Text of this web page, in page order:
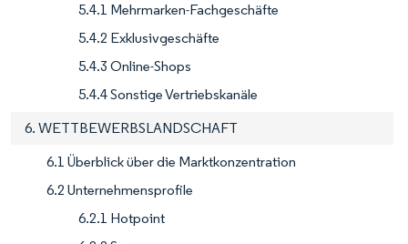
5.4.1 Mehrmarken-Fachgeschäfte
5.4.2 Exklusivgeschäfte
5.4.3 Online-Shops
5.4.4 Sonstige Vertriebskanäle
6. WETTBEWERBSLANDSCHAFT
6.1 Überblick über die Marktkonzentration
6.2 Unternehmensprofile
6.2.1 Hotpoint